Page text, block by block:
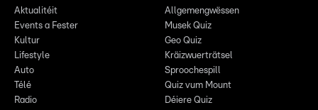
Aktualitéit
Events a Fester
Kultur
Lifestyle
Auto
Télé
Radio
Allgemengwëssen
Musek Quiz
Geo Quiz
Kräizwuerträtsel
Sproochespill
Quiz vum Mount
Déiere Quiz